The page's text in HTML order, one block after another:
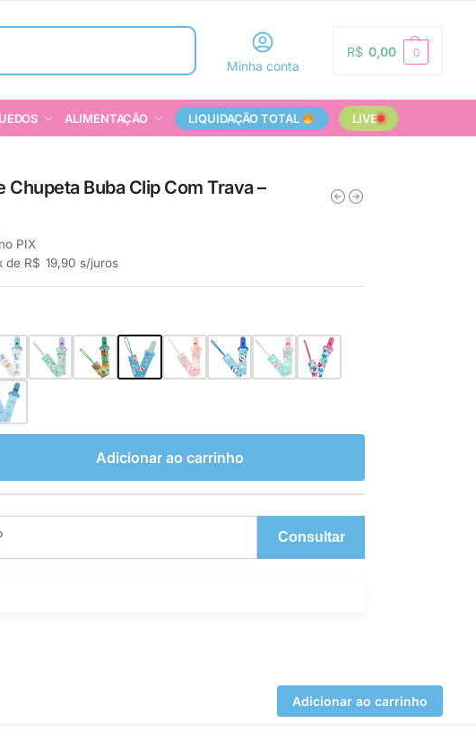
Pesquisar
Minha conta
R$ 0,00 0
ALIMENTAÇÃO LIQUIDAÇÃO TOTAL LIVE
Chupeta Buba Clip Com Trava –
no PIX
de R$ 19,90 s/juros
Adicionar ao carrinho
Consultar
Adicionar ao carrinho